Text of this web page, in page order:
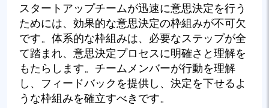
スタートアップチームが迅速に意思決定を行う
ためには、効果的な意思決定の枠組みが不可欠
です。体系的な枠組みは、必要なステップが全
て踏まれ、意思決定プロセスに明確さと理解を
もたらします。チームメンバーが行動を理解
し、フィードバックを提供し、決定を下せるよ
うな枠組みを確立すべきです。